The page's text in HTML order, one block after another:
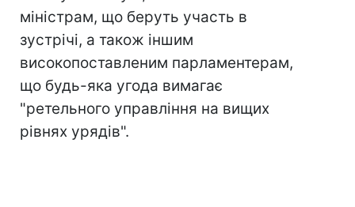
міністрам, що беруть участь в
зустрічі, а також іншим
високопоставленим парламентерам,
що будь-яка угода вимагає
"ретельного управління на вищих
рівнях урядів".